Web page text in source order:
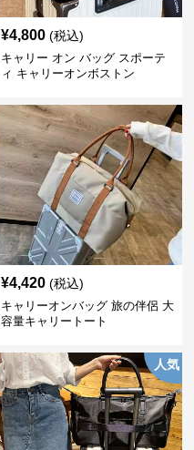
¥4,800 (税込)
キャリー オン バッグ スポーテ
ィ キャリーオンボストン
¥4,420 (税込)
キャリーオンバッグ 旅の伴侶 大
容量キャリートート
人気